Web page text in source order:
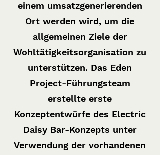
einem umsatzgenerierenden
Ort werden wird, um die
allgemeinen Ziele der
Wohltätigkeitsorganisation zu
unterstützen. Das Eden
Project-Führungsteam
erstellte erste
Konzeptentwürfe des Electric
Daisy Bar-Konzepts unter
Verwendung der vorhandenen